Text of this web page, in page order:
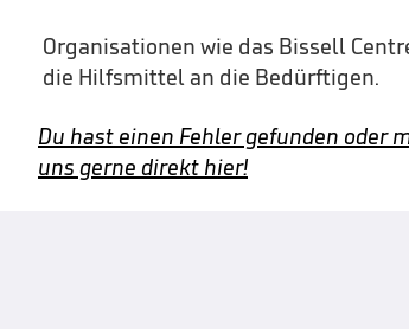
Organisationen wie das Bissell
die Hilfsmittel an die Bedürftigen.
Du hast einen Fehler gefunden oder
uns gerne direkt hier!